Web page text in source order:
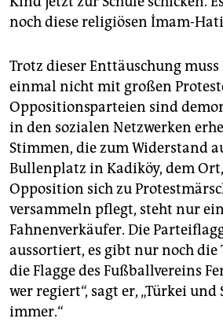
noch diese religiösen İmam-
Trotz dieser Enttäuschung muss
einmal nicht mit großen
Oppositionsparteien sind
in den sozialen Netzwerken
Stimmen, die zum Widerstand
Bullenplatz in Kadiköy, dem
Opposition sich zu
versammeln pflegt, steht nur
Fahnenverkäufer. Die
aussortiert, es gibt nur noch
die Flagge des Fußballvereins
wer regiert“, sagt er, „Türkei und
immer.“